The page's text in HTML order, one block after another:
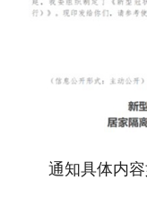
通知具体内容